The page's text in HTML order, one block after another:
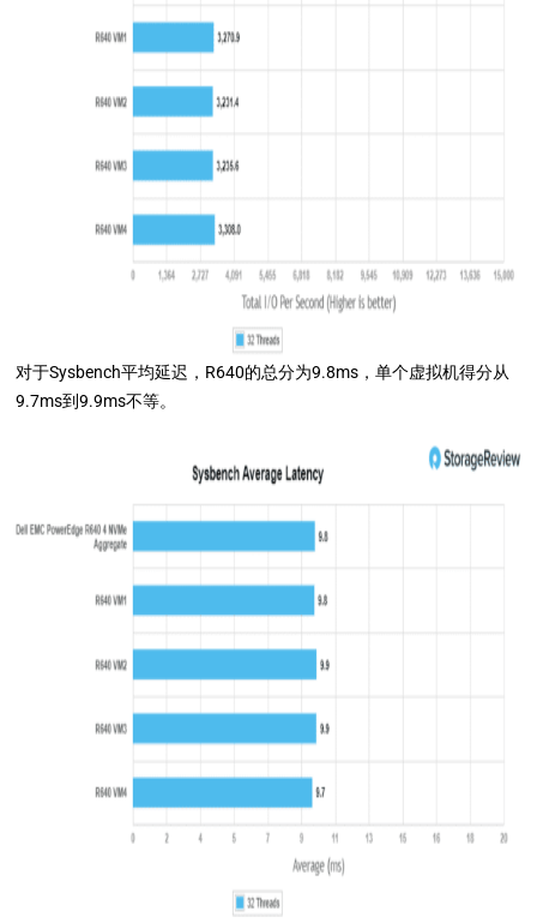
对于Sysbench平均延迟，R640的总分为9.8ms，单个虚拟机得分从
9.7ms到9.9ms不等。